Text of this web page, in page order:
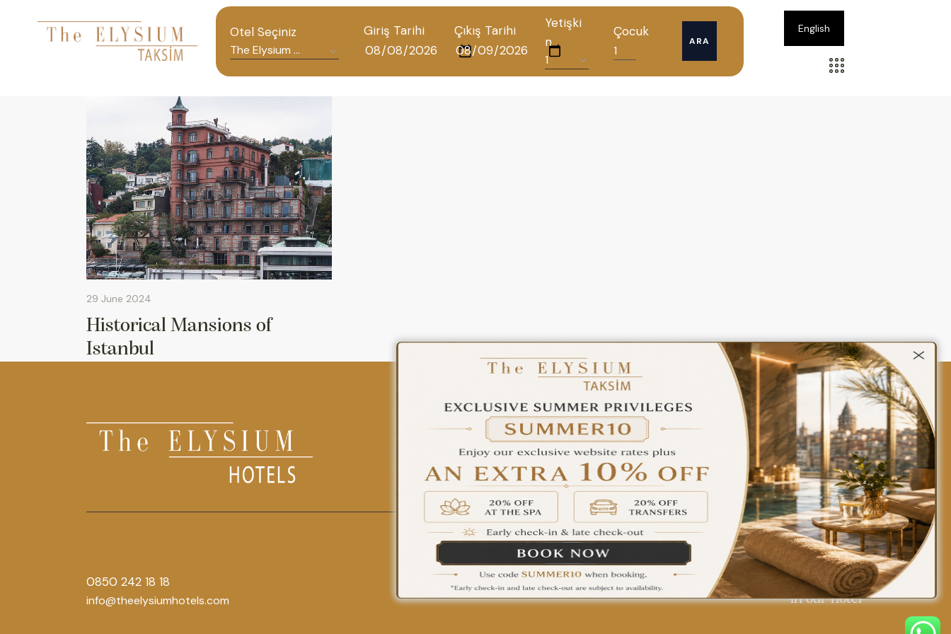
Otel Seçiniz Giriş Tarihi Çıkış Tarihi
Yetişki
n
Çocuk
ARA
English
29 June 2024
Historical Mansions of
Istanbul
All Hotels The Elysium Touristic Contact Us Policies Türkçe English
0850 242 18 18
info@theelysiumhotels.com
Find yourself at home
in our hotel
ALL HOTELS
ÇAĞRI MERKEZİ
08502421818
REZERVASYON